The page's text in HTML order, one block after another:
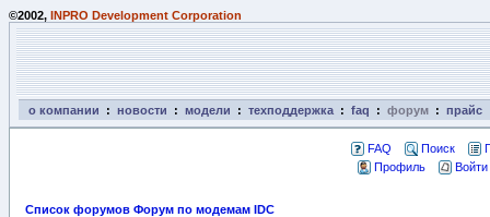
©2002, INPRO Development Corporation
о компании : новости : модели : техподдержка : faq : форум : прайс
FAQ Поиск
Профиль
Список форумов Форум по модемам IDC